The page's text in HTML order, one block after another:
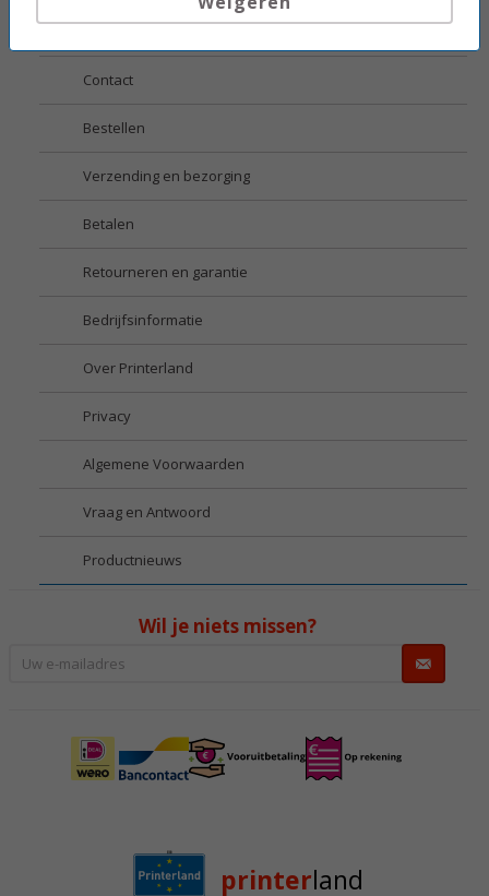
Service
Contact
Bestellen
Verzending en bezorging
Betalen
Retourneren en garantie
Bedrijfsinformatie
Over Printerland
Privacy
Algemene Voorwaarden
Vraag en Antwoord
Productnieuws
Wil je niets missen?
printerland